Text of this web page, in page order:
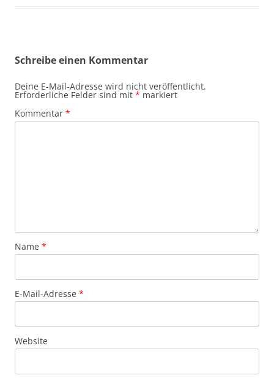
Schreibe einen Kommentar
Deine E-Mail-Adresse wird nicht veröffentlicht.
Erforderliche Felder sind mit * markiert
Kommentar *
Name *
E-Mail-Adresse *
Website